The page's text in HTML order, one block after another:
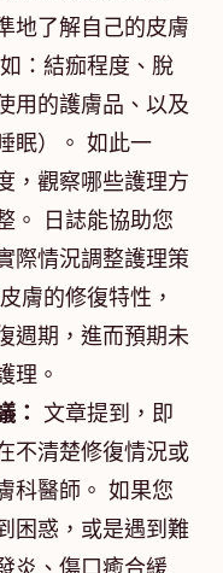
地了解自己的皮膚
：結痂程度、脫
用的護膚品、以及
眠）。 如此一
，觀察哪些護理方
。 日誌能協助您
際情況調整護理策
膚的修復特性，
週期，進而預期未
理。
： 文章提到，即
不清楚修復情況或
科醫師。 如果您
困惑，或是遇到難